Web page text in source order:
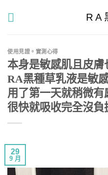
R A
使用見證。實測心得
本身是敏感肌且皮
RA黑種草乳液是敏
用了第一天就稍微有
很快就吸收完全沒負
29
9 月